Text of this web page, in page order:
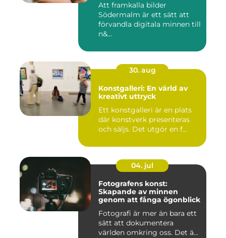
Att framkalla bilder
Södermalm är ett sätt att
förvandla digitala minnen till
n&...
30. aug
Konstgalleri: En värld av
kreativt uttryck
Ett konstgalleri är en plats
där konstverk presenteras
och säljs. Det utgör en f...
04. jul
Fotografens konst:
Skapande av minnen
genom att fånga ögonblick
Fotografi är mer än bara ett
sätt att dokumentera
världen omkring oss. Det ä...